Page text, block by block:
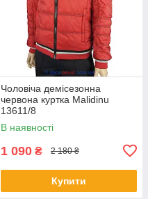
Чоловіча демісезонна
червона куртка Malidinu
13611/8
В наявності
1 090 ₴ 2 180 ₴
Купити